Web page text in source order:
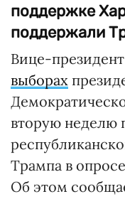
поддержке
поддержали
Вице-
выборах
вторую неделю
Трампа в
Об этом